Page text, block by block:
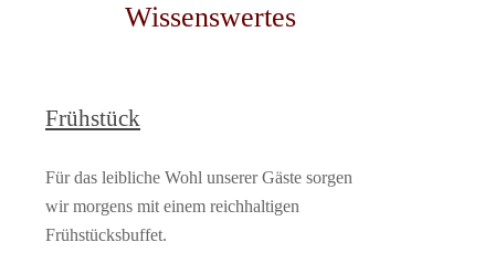
Wissenswertes
Frühstück
Für das leibliche Wohl unserer Gäste sorgen
wir morgens mit einem reichhaltigen
Frühstücksbuffet.